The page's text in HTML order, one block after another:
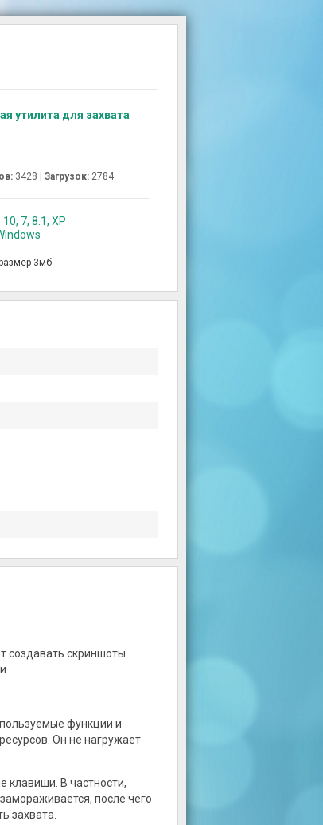
утилита для захвата
3428 | Загрузок: 2784
7, 8.1, XP
3мб
создавать скриншоты
функции и
Он не нагружает
клавиши. В частности,
после чего
захвата.